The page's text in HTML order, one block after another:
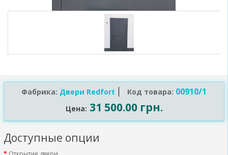
Фабрика: Двери Redfort Код товара: 00910/1
Цена: 31 500.00 грн.
Доступные опции